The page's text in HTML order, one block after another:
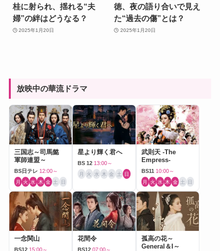
桂に射られ、揺れる“夫
婦”の絆はどうなる？
2025年1月20日
徳、夜の語り合いで見え
た“過去の傷”とは？
2025年1月20日
放映中の華流ドラマ
三国志～司馬懿
軍師連盟～
BS日テレ 12:00～
月 火 水 木 金 土 日
星より輝く君へ
BS 12 13:00～
月 火 水 木 金 土 日
武則天 -The
Empress-
BS11 10:00～
月 火 水 木 金 土 日
一念関山
BS12 15:00～
花間令
BS12 07:00～
孤高の花～
General＆I～